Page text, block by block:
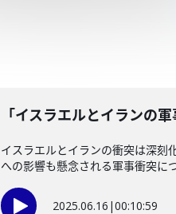
「イスラエルとイランの
イスラエルとイランの衝突は深刻
への影響も懸念される軍事衝突に
2025.06.16 |00:10:59